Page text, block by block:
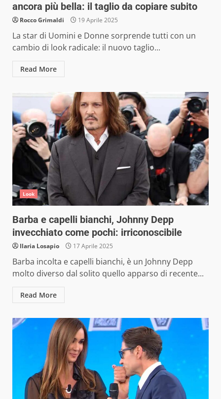
ancora più bella: il taglio da copiare subito
Rocco Grimaldi 19 Aprile 2025
La star di Uomini e Donne sorprende tutti con un
cambio di look radicale: il nuovo taglio...
Read More
Look
Barba e capelli bianchi, Johnny Depp
invecchiato come pochi: irriconoscibile
Ilaria Losapio 17 Aprile 2025
Barba incolta e capelli bianchi, è un Johnny Depp
molto diverso dal solito quello apparso di recente...
Read More